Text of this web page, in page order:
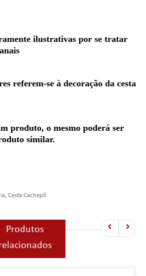
ilustrativas por se tratar
referem-se à decoração da cesta
produto, o mesmo poderá ser
similar.
, Cesta Cachepõ
Produtos